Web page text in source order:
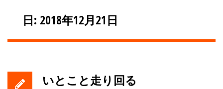
日: 2018年12月21日
いとこと走り回る